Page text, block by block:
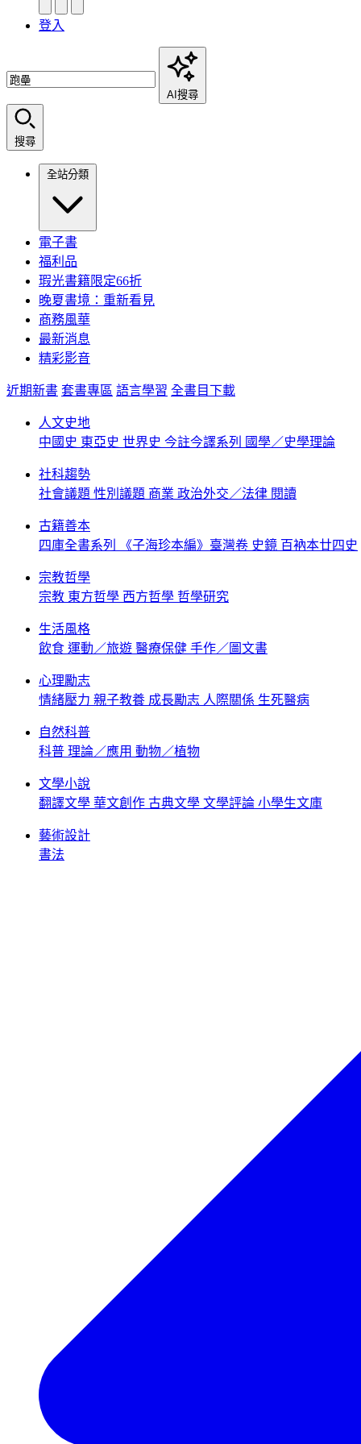
登入
AI搜尋
搜尋
全站分類
電子書
福利品
瑕光書籍限定66折
晚夏書境：重新看見
商務風華
最新消息
精彩影音
近期新書 套書專區 語言學習 全書目下載
人文史地
中國史 東亞史 世界史 今註今譯系列 國學／史學理論
社科趨勢
社會議題 性別議題 商業 政治外交／法律 閱讀
古籍善本
四庫全書系列
《子海珍本編》臺灣卷 史鏡 百衲本廿四史
宗教哲學
宗教 東方哲學 西方哲學 哲學研究
生活風格
飲食 運動／旅遊 醫療保健 手作／圖文書
心理勵志
情緒壓力 親子教養 成長勵志 人際關係 生死醫病
自然科普
科普 理論／應用 動物／植物
文學小說
翻譯文學 華文創作 古典文學 文學評論 小學生文庫
藝術設計
書法